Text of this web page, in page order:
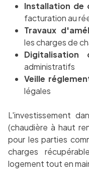
Installation de
facturation au
Travaux
les charges de
Digitalisation
administratifs
Veille
légales
L'investissement
(chaudière à haut
pour les parties
charges
logement tout en